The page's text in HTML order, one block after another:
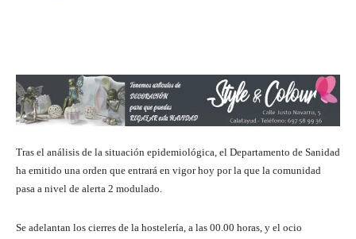
Tras el análisis de la situación epidemiológica, el Departamento de Sanidad
ha emitido una orden que entrará en vigor hoy por la que la comunidad
pasa a nivel de alerta 2 modulado.
Se adelantan los cierres de la hostelería, a las 00.00 horas, y el ocio